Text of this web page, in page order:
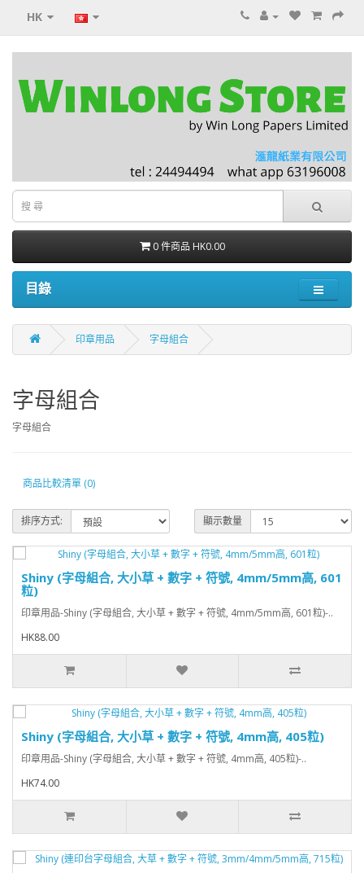
HK
0 件商品 HK0.00
目錄
印章用品 字母組合
字母組合
字母組合
商品比較清單 (0)
排序方式: 顯示數量
Shiny (字母組合, 大小草 + 數字 + 符號, 4mm/5mm高, 601
粒)
印章用品-Shiny (字母組合, 大小草 + 數字 + 符號, 4mm/5mm高, 601粒)-..
HK88.00
Shiny (字母組合, 大小草 + 數字 + 符號, 4mm高, 405粒)
印章用品-Shiny (字母組合, 大小草 + 數字 + 符號, 4mm高, 405粒)-..
HK74.00